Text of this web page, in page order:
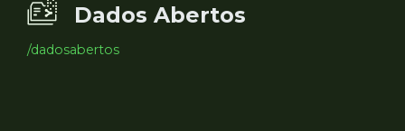
Dados Abertos
/dadosabertos